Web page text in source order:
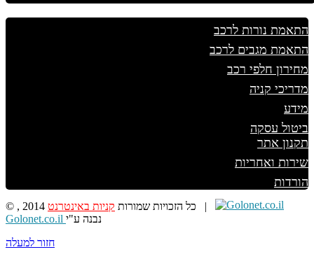
התאמת נורות לרכב
התאמת מגבים לרכב
מחירון חלפי רכב
מדריכי קניה
מידע
ביטול עסקה
תקנון אתר
שירות ואחריות
הורדות
© , 2014 כל הזכויות שמורות קניות באינטרנט
|
Golonet.co.il נבנה ע"י
חזור למעלה